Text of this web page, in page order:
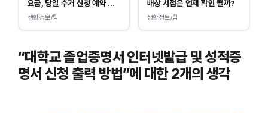
요금, 당일 수거 신청 예약 안
내
생활정보/팁
배상 시점은 언제 확인 될까?
생활정보/팁
“대학교 졸업증명서 인터넷발급 및 성적증
명서 신청 출력 방법”에 대한 2개의 생각